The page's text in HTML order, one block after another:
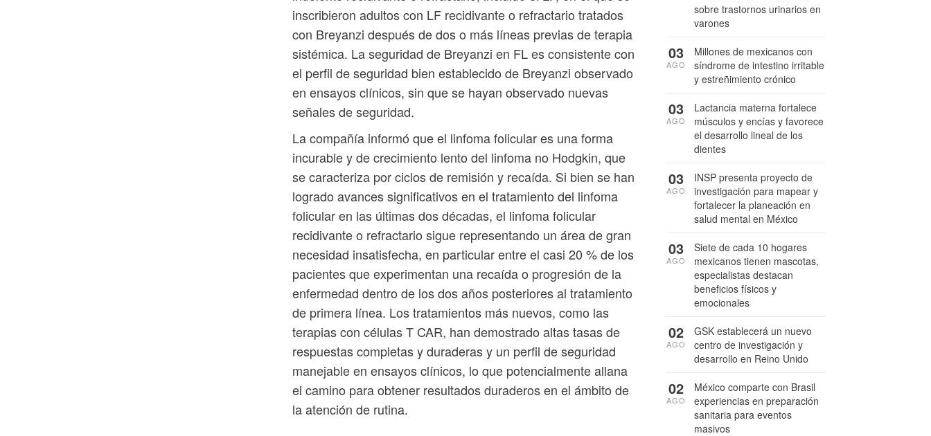
inscribieron adultos con LF recidivante o refractario tratados
con Breyanzi después de dos o más líneas previas de terapia
sistémica. La seguridad de Breyanzi en FL es consistente con
el perfil de seguridad bien establecido de Breyanzi observado
en ensayos clínicos, sin que se hayan observado nuevas
señales de seguridad.
La compañía informó que el linfoma folicular es una forma
incurable y de crecimiento lento del linfoma no Hodgkin, que
se caracteriza por ciclos de remisión y recaída. Si bien se han
logrado avances significativos en el tratamiento del linfoma
folicular en las últimas dos décadas, el linfoma folicular
recidivante o refractario sigue representando un área de gran
necesidad insatisfecha, en particular entre el casi 20 % de los
pacientes que experimentan una recaída o progresión de la
enfermedad dentro de los dos años posteriores al tratamiento
de primera línea. Los tratamientos más nuevos, como las
terapias con células T CAR, han demostrado altas tasas de
respuestas completas y duraderas y un perfil de seguridad
manejable en ensayos clínicos, lo que potencialmente allana
el camino para obtener resultados duraderos en el ámbito de
la atención de rutina.
sobre trastornos urinarios en
varones
Millones de mexicanos con
síndrome de intestino irritable
y estreñimiento crónico
03
AGO
Lactancia materna fortalece
músculos y encías y favorece
el desarrollo lineal de los
dientes
03
AGO
INSP presenta proyecto de
investigación para mapear y
fortalecer la planeación en
salud mental en México
03
AGO
Siete de cada 10 hogares
mexicanos tienen mascotas,
especialistas destacan
beneficios físicos y
emocionales
03
AGO
GSK establecerá un nuevo
centro de investigación y
desarrollo en Reino Unido
02
AGO
México comparte con Brasil
experiencias en preparación
sanitaria para eventos
masivos
02
AGO